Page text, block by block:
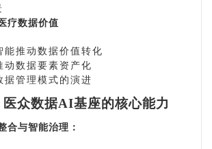
疗数据价值
能推动数据价值转化
动数据要素资产化
据管理模式的演进
医众数据AI基座的核心能力
合与智能治理：